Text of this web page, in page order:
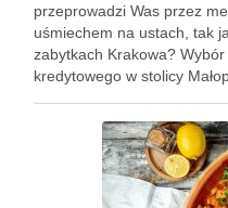
przeprowadzi Was przez
uśmiechem na ustach, tak
zabytkach Krakowa?
kredytowego w stolicy
warunkiem, że wiecie, na